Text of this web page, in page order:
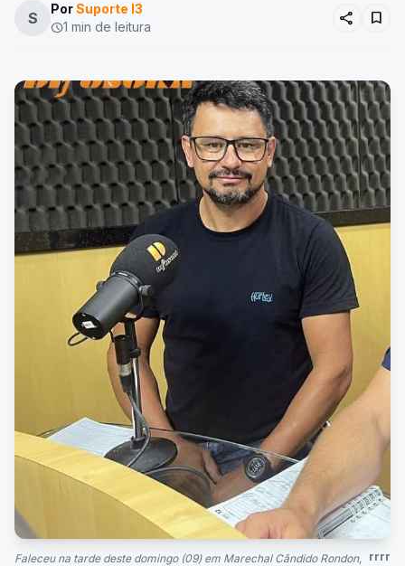
S
PorSuporte I3
schedule1 min de leitura share bookmark
Faleceu na tarde deste domingo (09) em Marechal Cândido Rondon,
rrrr